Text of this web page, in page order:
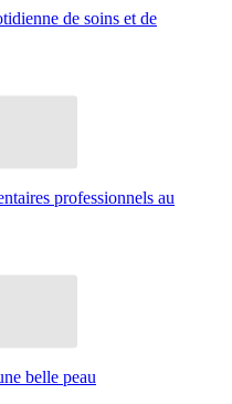
de soins et de
professionnels au
belle peau